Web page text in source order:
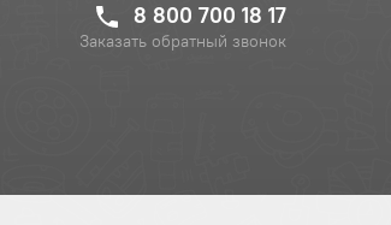
8 800 700 18 17
Заказать обратный звонок